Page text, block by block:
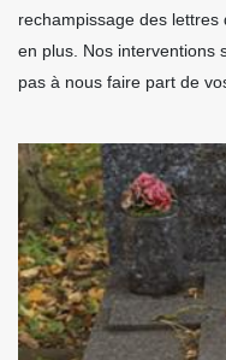
rechampissage des
en plus. Nos interventions
pas à nous faire part de